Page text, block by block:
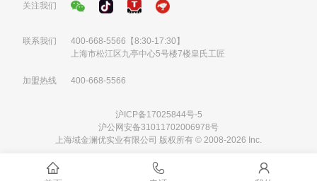
关注我们
联系我们 400-668-5566 【8:30-17:30】
上海市松江区九亭中心5号楼7楼皇氏工匠
加盟热线 400-668-5566
沪ICP备17025844号-5
沪公网安备31011702006978号
上海域金澜优实业有限公司 版权所有 © 2008-2026 Inc.